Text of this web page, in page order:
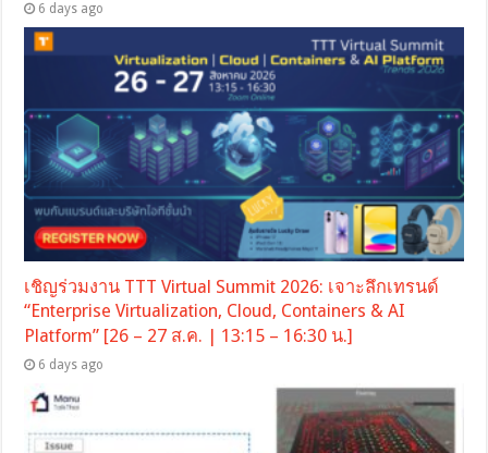
6 days ago
เชิญร่วมงาน TTT Virtual Summit 2026: เจาะลึกเทรนด์
“Enterprise Virtualization, Cloud, Containers & AI
Platform” [26 – 27 ส.ค. | 13:15 – 16:30 น.]
6 days ago